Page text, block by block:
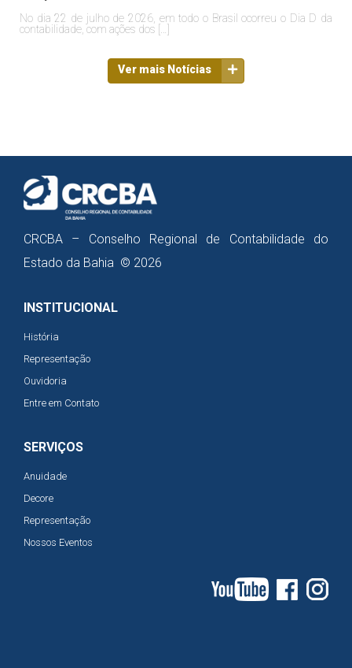
No dia 22 de julho de 2026, em todo o Brasil ocorreu o Dia D da
contabilidade, com ações dos […]
Ver mais Notícias
CRCBA – Conselho Regional de Contabilidade do
Estado da Bahia © 2026
INSTITUCIONAL
História
Representação
Ouvidoria
Entre em Contato
SERVIÇOS
Anuidade
Decore
Representação
Nossos Eventos